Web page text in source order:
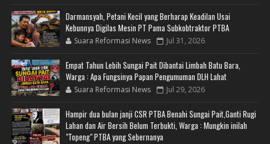
Darmansyah, Petani Kecil yang Berharap Keadilan Usai
Kebunnya Digilas Mesin PT Pama Subkobtraktor PTBA
Suara Reformasi News Jul 31, 2026
Empat Tahun Lebih Sungai Pait Dibantai Limbah Batu Bara,
Warga : Apa Fungsinya Papan Pengumuman DLH Lahat
Suara Reformasi News Jul 29, 2026
Hampir dua bulan janji CSR PTBA Benahi Sungai Pait,Ganti Rugi
Lahan dan Air Bersih Belum Terbukti, Warga : Mungkin inilah
"Topeng" PTBA yang Sebernanya